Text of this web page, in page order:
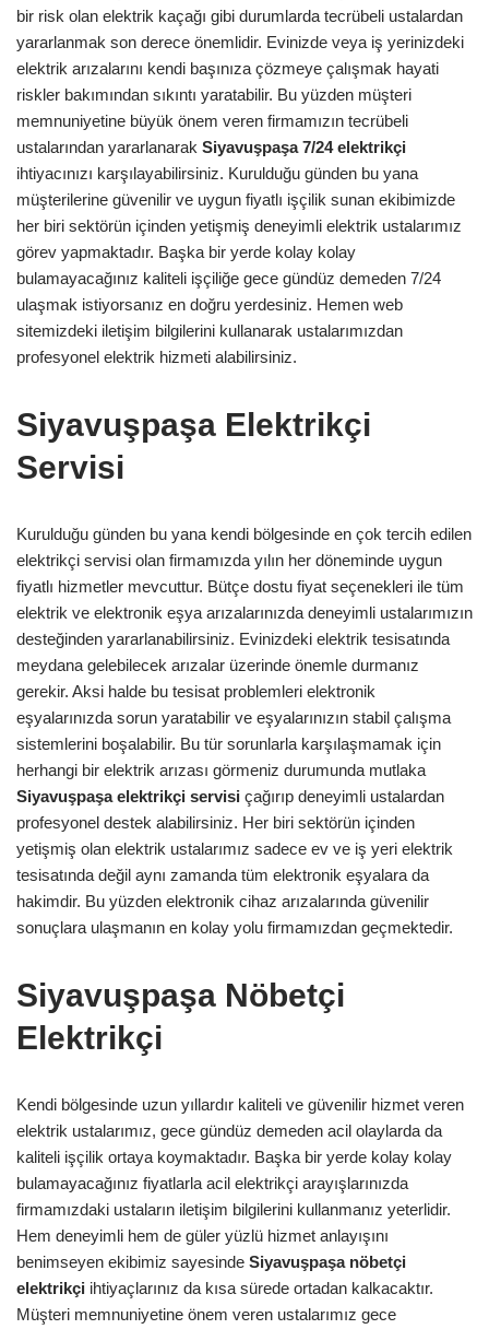
bir risk olan elektrik kaçağı gibi durumlarda tecrübeli ustalardan
yararlanmak son derece önemlidir. Evinizde veya iş yerinizdeki
elektrik arızalarını kendi başınıza çözmeye çalışmak hayati
riskler bakımından sıkıntı yaratabilir. Bu yüzden müşteri
memnuniyetine büyük önem veren firmamızın tecrübeli
ustalarından yararlanarak Siyavuşpaşa 7/24 elektrikçi
ihtiyacınızı karşılayabilirsiniz. Kurulduğu günden bu yana
müşterilerine güvenilir ve uygun fiyatlı işçilik sunan ekibimizde
her biri sektörün içinden yetişmiş deneyimli elektrik ustalarımız
görev yapmaktadır. Başka bir yerde kolay kolay
bulamayacağınız kaliteli işçiliğe gece gündüz demeden 7/24
ulaşmak istiyorsanız en doğru yerdesiniz. Hemen web
sitemizdeki iletişim bilgilerini kullanarak ustalarımızdan
profesyonel elektrik hizmeti alabilirsiniz.
Siyavuşpaşa Elektrikçi
Servisi
Kurulduğu günden bu yana kendi bölgesinde en çok tercih edilen
elektrikçi servisi olan firmamızda yılın her döneminde uygun
fiyatlı hizmetler mevcuttur. Bütçe dostu fiyat seçenekleri ile tüm
elektrik ve elektronik eşya arızalarınızda deneyimli ustalarımızın
desteğinden yararlanabilirsiniz. Evinizdeki elektrik tesisatında
meydana gelebilecek arızalar üzerinde önemle durmanız
gerekir. Aksi halde bu tesisat problemleri elektronik
eşyalarınızda sorun yaratabilir ve eşyalarınızın stabil çalışma
sistemlerini boşalabilir. Bu tür sorunlarla karşılaşmamak için
herhangi bir elektrik arızası görmeniz durumunda mutlaka
Siyavuşpaşaelektrikçi servisi çağırıp deneyimli ustalardan
profesyonel destek alabilirsiniz. Her biri sektörün içinden
yetişmiş olan elektrik ustalarımız sadece ev ve iş yeri elektrik
tesisatında değil aynı zamanda tüm elektronik eşyalara da
hakimdir. Bu yüzden elektronik cihaz arızalarında güvenilir
sonuçlara ulaşmanın en kolay yolu firmamızdan geçmektedir.
Siyavuşpaşa Nöbetçi
Elektrikçi
Kendi bölgesinde uzun yıllardır kaliteli ve güvenilir hizmet veren
elektrik ustalarımız, gece gündüz demeden acil olaylarda da
kaliteli işçilik ortaya koymaktadır. Başka bir yerde kolay kolay
bulamayacağınız fiyatlarla acil elektrikçi arayışlarınızda
firmamızdaki ustaların iletişim bilgilerini kullanmanız yeterlidir.
Hem deneyimli hem de güler yüzlü hizmet anlayışını
benimseyen ekibimiz sayesinde Siyavuşpaşa nöbetçi
elektrikçi ihtiyaçlarınız da kısa sürede ortadan kalkacaktır.
Müşteri memnuniyetine önem veren ustalarımız gece